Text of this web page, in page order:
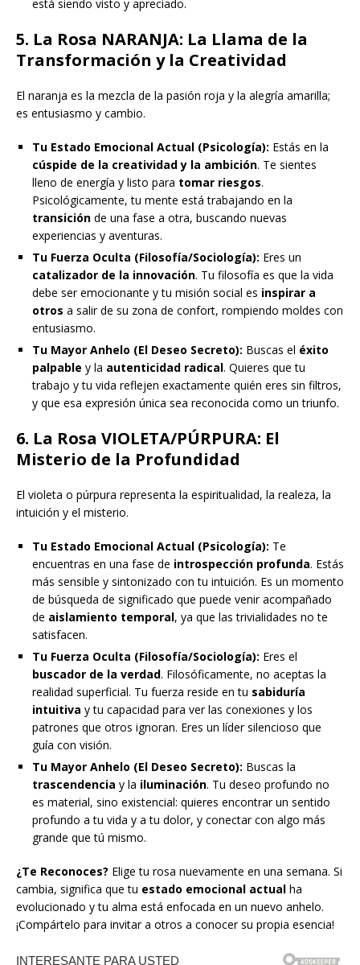
está siendo visto y apreciado.
5. La Rosa NARANJA: La Llama de la
Transformación y la Creatividad
El naranja es la mezcla de la pasión roja y la alegría amarilla;
es entusiasmo y cambio.
Tu Estado Emocional Actual (Psicología): Estás en la
cúspide de la creatividad y la ambición. Te sientes
lleno de energía y listo para tomar riesgos.
Psicológicamente, tu mente está trabajando en la
transición de una fase a otra, buscando nuevas
experiencias y aventuras.
Tu Fuerza Oculta (Filosofía/Sociología): Eres un
catalizador de la innovación. Tu filosofía es que la vida
debe ser emocionante y tu misión social es inspirar a
otros a salir de su zona de confort, rompiendo moldes con
entusiasmo.
Tu Mayor Anhelo (El Deseo Secreto): Buscas el éxito
palpable y la autenticidad radical. Quieres que tu
trabajo y tu vida reflejen exactamente quién eres sin filtros,
y que esa expresión única sea reconocida como un triunfo.
6. La Rosa VIOLETA/PÚRPURA: El
Misterio de la Profundidad
El violeta o púrpura representa la espiritualidad, la realeza, la
intuición y el misterio.
Tu Estado Emocional Actual (Psicología): Te
encuentras en una fase de introspección profunda. Estás
más sensible y sintonizado con tu intuición. Es un momento
de búsqueda de significado que puede venir acompañado
de aislamiento temporal, ya que las trivialidades no te
satisfacen.
Tu Fuerza Oculta (Filosofía/Sociología): Eres el
buscador de la verdad. Filosóficamente, no aceptas la
realidad superficial. Tu fuerza reside en tu sabiduría
intuitiva y tu capacidad para ver las conexiones y los
patrones que otros ignoran. Eres un líder silencioso que
guía con visión.
Tu Mayor Anhelo (El Deseo Secreto): Buscas la
trascendencia y la iluminación. Tu deseo profundo no
es material, sino existencial: quieres encontrar un sentido
profundo a tu vida y a tu dolor, y conectar con algo más
grande que tú mismo.
¿Te Reconoces? Elige tu rosa nuevamente en una semana. Si
cambia, significa que tu estado emocional actual ha
evolucionado y tu alma está enfocada en un nuevo anhelo.
¡Compártelo para invitar a otros a conocer su propia esencia!